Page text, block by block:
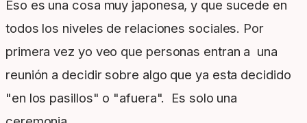
Eso es una cosa muy japonesa, y que sucede en
todos los niveles de relaciones sociales. Por
primera vez yo veo que personas entran a una
reunión a decidir sobre algo que ya esta decidido
"en los pasillos" o "afuera". Es solo una